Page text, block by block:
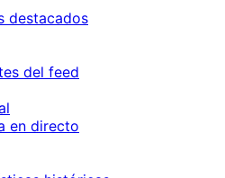
destacados
del feed
en directo